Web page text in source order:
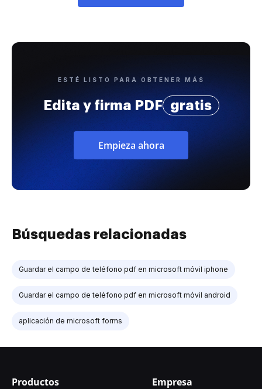
ESTÉ LISTO PARA OBTENER MÁS
Edita y firma PDF gratis
Empieza ahora
Búsquedas relacionadas
Guardar el campo de teléfono pdf en microsoft móvil iphone
Guardar el campo de teléfono pdf en microsoft móvil android
aplicación de microsoft forms
Productos Empresa